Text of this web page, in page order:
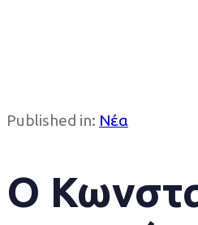
Published in: Νέα
Ο